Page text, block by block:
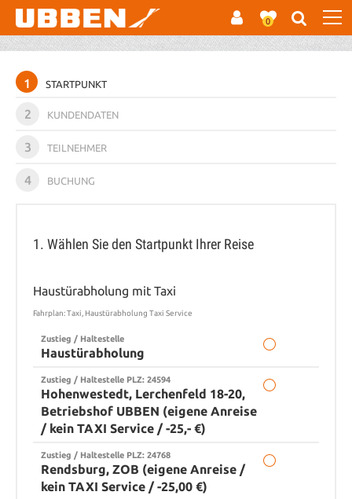
0
1 STARTPUNKT
2 KUNDENDATEN
3 TEILNEHMER
4 BUCHUNG
1. Wählen Sie den Startpunkt Ihrer Reise
Haustürabholung mit Taxi
Fahrplan: Taxi, Haustürabholung Taxi Service
Zustieg / Haltestelle
Haustürabholung
Zustieg / Haltestelle PLZ: 24594
Hohenwestedt, Lerchenfeld 18-20,
Betriebshof UBBEN (eigene Anreise
/ kein TAXI Service / -25,- €)
Zustieg / Haltestelle PLZ: 24768
Rendsburg, ZOB (eigene Anreise /
kein TAXI Service / -25,00 €)